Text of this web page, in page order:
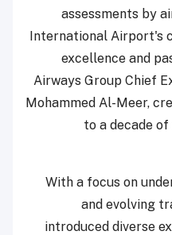
assessments by
International Airport's
excellence and
Airways Group Chief
Mohammed Al-Meer,
to a decade
With a focus on
and evolving
introduced diverse